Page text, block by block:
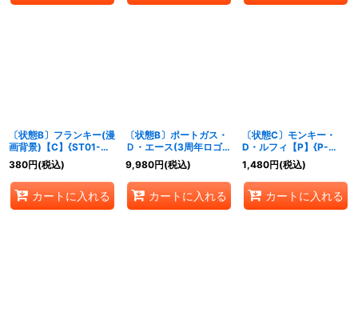
〔状態B〕フランキー(漫
画背景)【C】{ST01-
010}
380円(税込)
カートに入れる
〔状態B〕ポートガス・
Ｄ・エース(3周年ロゴ)
【SR】{ST15-005}
9,980円(税込)
カートに入れる
〔状態C〕モンキー・
D・ルフィ【P】{P-
007}
1,480円(税込)
カートに入れる